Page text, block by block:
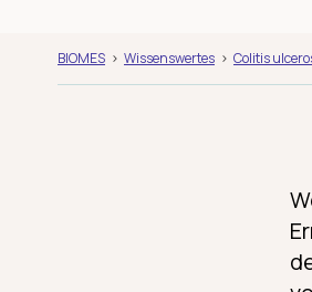
BIOMES Wissenswertes Colitis